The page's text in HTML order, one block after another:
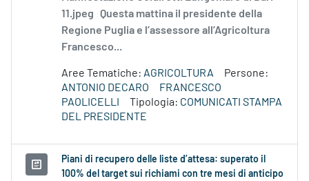
11.jpeg Questa mattina il presidente della
Regione Puglia e l’assessore all’Agricoltura
Francesco...
Aree Tematiche: AGRICOLTURA
Persone:
ANTONIO DECARO
FRANCESCO
PAOLICELLI
Tipologia: COMUNICATI STAMPA
DEL PRESIDENTE
Piani di recupero delle liste d’attesa: superato il
100% del target sui richiami con tre mesi di anticipo